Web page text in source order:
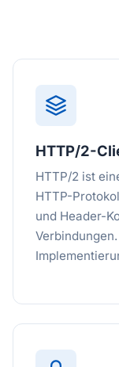
HTTP/2-
HTTP/2 ist
HTTP-
und Header-